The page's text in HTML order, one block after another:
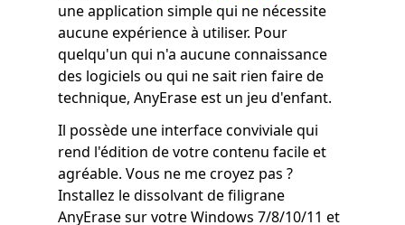
une application simple qui ne nécessite
aucune expérience à utiliser. Pour
quelqu'un qui n'a aucune connaissance
des logiciels ou qui ne sait rien faire de
technique, AnyErase est un jeu d'enfant.
Il possède une interface conviviale qui
rend l'édition de votre contenu facile et
agréable. Vous ne me croyez pas ?
Installez le dissolvant de filigrane
AnyErase sur votre Windows 7/8/10/11 et